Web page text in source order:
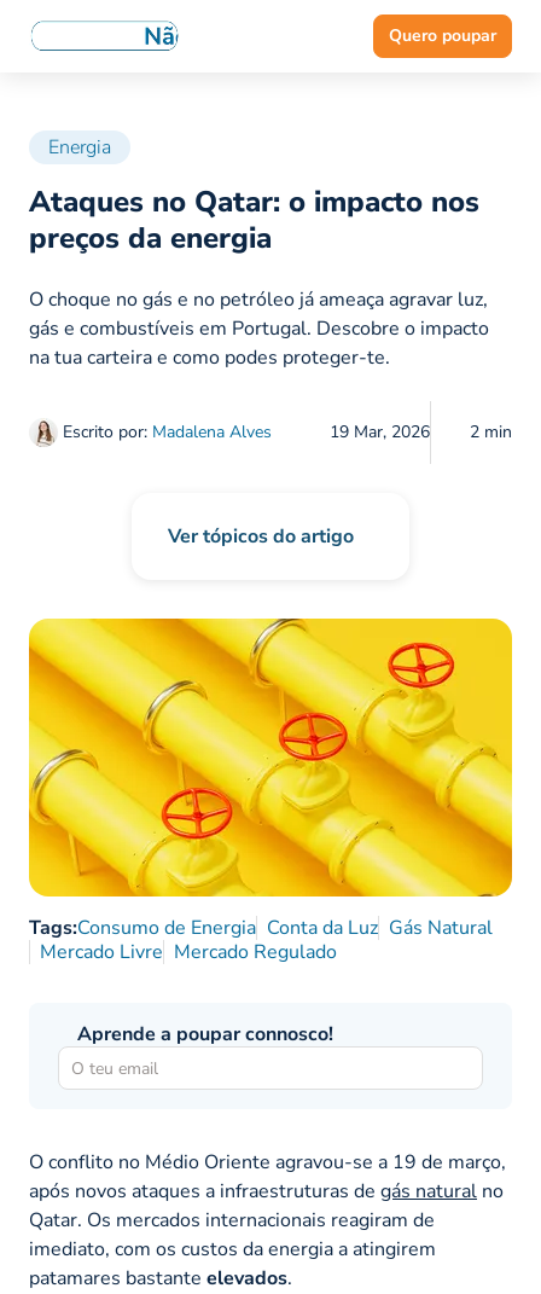
Quero poupar
Energia
Ataques no Qatar: o impacto nos
preços da energia
Escrito por: Madalena Alves 19 Mar, 2026 2 min
O choque no gás e no petróleo já ameaça agravar luz,
gás e combustíveis em Portugal. Descobre o impacto
na tua carteira e como podes proteger-te.
Ver tópicos do artigo
Tags:Consumo de Energia Conta da Luz Gás Natural
Mercado Livre Mercado Regulado
Aprende a poupar connosco!
O conflito no Médio Oriente agravou-se a 19 de março,
após novos ataques a infraestruturas de gás natural no
Qatar. Os mercados internacionais reagiram de
imediato, com os custos da energia a atingirem
patamares bastante elevados.